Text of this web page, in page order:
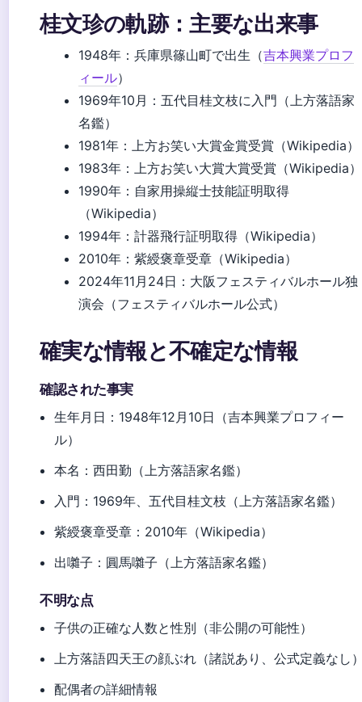
桂文珍の軌跡：主要な出来事
1948年 ：兵庫県篠山町で出生（吉本興業プロフ
ィール）
1969年10月 ：五代目桂文枝に入門（上方落語家
名鑑）
1981年 ：上方お笑い大賞金賞受賞（Wikipedia）
1983年 ：上方お笑い大賞大賞受賞（Wikipedia）
1990年 ：自家用操縦士技能証明取得
（Wikipedia）
1994年 ：計器飛行証明取得（Wikipedia）
2010年 ：紫綬褒章受章（Wikipedia）
2024年11月24日 ：大阪フェスティバルホール独
演会（フェスティバルホール公式）
確実な情報と不確定な情報
確認された事実
生年月日：1948年12月10日（吉本興業プロフィー
ル）
本名：西田勤（上方落語家名鑑）
入門：1969年、五代目桂文枝（上方落語家名鑑）
紫綬褒章受章：2010年（Wikipedia）
出囃子：圓馬囃子（上方落語家名鑑）
不明な点
子供の正確な人数と性別（非公開の可能性）
上方落語四天王の顔ぶれ（諸説あり、公式定義なし
配偶者の詳細情報